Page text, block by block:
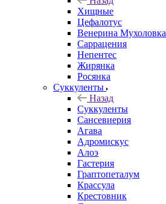
Хищные
Цефалотус
Венерина Мухоловка
Саррацения
Непентес
Жирянка
Росянка
Суккуленты
Назад
Суккуленты
Сансевиерия
Агава
Адромискус
Алоэ
Гастерия
Граптопеталум
Крассула
Крестовник